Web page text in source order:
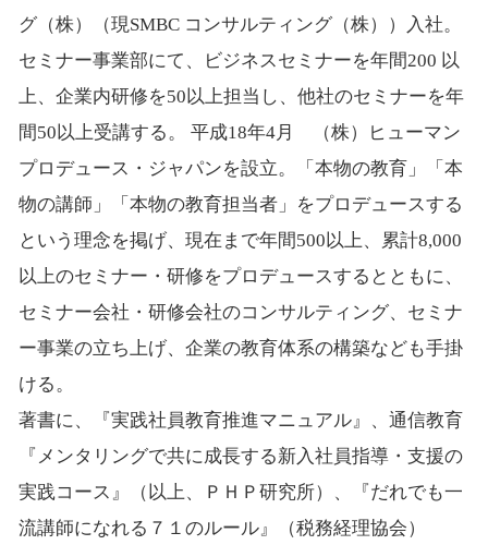
グ（株）（現SMBC コンサルティング（株））入社。
セミナー事業部にて、ビジネスセミナーを年間200 以
上、企業内研修を50以上担当し、他社のセミナーを年
間50以上受講する。 平成18年4月 （株）ヒューマン
プロデュース・ジャパンを設立。「本物の教育」「本
物の講師」「本物の教育担当者」をプロデュースする
という理念を掲げ、現在まで年間500以上、累計8,000
以上のセミナー・研修をプロデュースするとともに、
セミナー会社・研修会社のコンサルティング、セミナ
ー事業の立ち上げ、企業の教育体系の構築なども手掛
ける。
著書に、『実践社員教育推進マニュアル』、通信教育
『メンタリングで共に成長する新入社員指導・支援の
実践コース』（以上、ＰＨＰ研究所）、『だれでも一
流講師になれる７１のルール』（税務経理協会）